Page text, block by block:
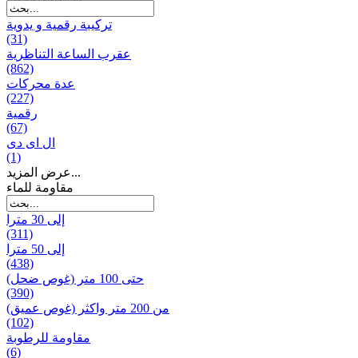
تركيبة رقمية و يدوية
(31)
عقرب الساعة التناظرية
(862)
عدة محركات
(227)
رقمية
(67)
ال ای دی
(1)
عرض المزيد...
مقاومة للماء
إلى 30 مترا
(311)
إلى 50 مترا
(438)
حتى 100 متر (غوص ضحل)
(390)
من 200 متر واکثر (غوص عميق)
(102)
مقاومة للرطوبة
(6)